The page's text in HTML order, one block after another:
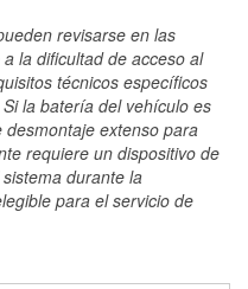
revisarse en las
la dificultad de acceso al
técnicos específicos
la batería del vehículo es
extenso para
requiere un dispositivo de
durante la
para el servicio de